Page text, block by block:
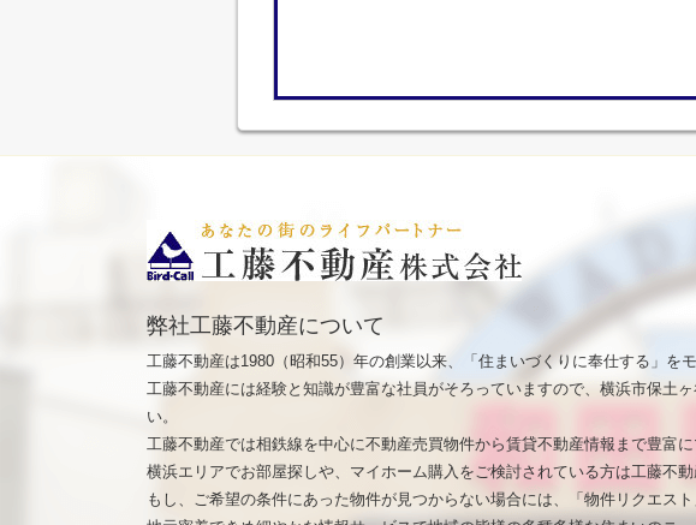
弊社工藤不動産について
工藤不動産は1980（昭和55）年の創業以来、「住まいづくりに奉仕する」を
工藤不動産には経験と知識が豊富な社員がそろっていますので、横浜市保土
い。
工藤不動産では相鉄線を中心に不動産売買物件から賃貸不動産情報まで豊富
横浜エリアでお部屋探しや、マイホーム購入をご検討されている方は工藤不動
もし、ご希望の条件にあった物件が見つからない場合には、「物件リクエス